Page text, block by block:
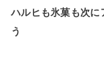
ハルヒも氷菓も次に
う